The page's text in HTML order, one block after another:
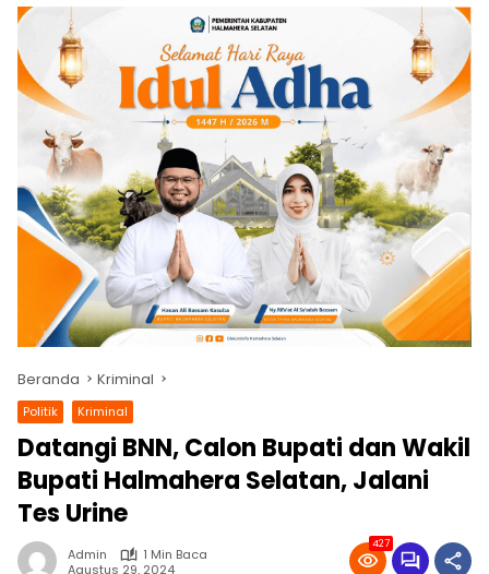
Beranda Kriminal
Politik Kriminal
Datangi BNN, Calon Bupati dan Wakil
Bupati Halmahera Selatan, Jalani
Tes Urine
Admin
1 Min Baca
Agustus 29, 2024
427